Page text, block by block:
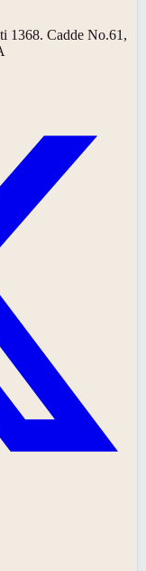
1368. Cadde No.61,